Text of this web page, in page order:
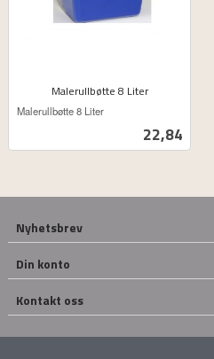
Malerullbøtte 8 Liter
Pris
22,84
ekskl.
Malerullbøtte 8 Liter
Nyhetsbrev
Din konto
Kontakt oss